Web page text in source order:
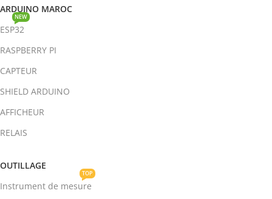
ARDUINO MAROC
ESP32
NEW
RASPBERRY PI
CAPTEUR
SHIELD ARDUINO
AFFICHEUR
RELAIS
OUTILLAGE
Instrument de mesure
TOP